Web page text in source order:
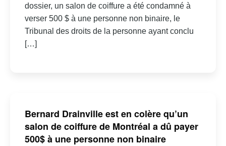
dossier, un salon de coiffure a été condamné à
verser 500 $ à une personne non binaire, le
Tribunal des droits de la personne ayant conclu
[…]
Bernard Drainville est en colère qu’un
salon de coiffure de Montréal a dû payer
500$ à une personne non binaire